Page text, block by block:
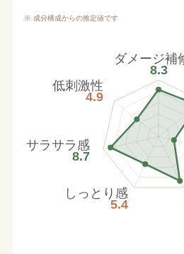
※ 成分構成からの推定値です
ダメージ補
8.3
しっとり感
5.4
サラサラ感
8.7
低刺激性
4.9